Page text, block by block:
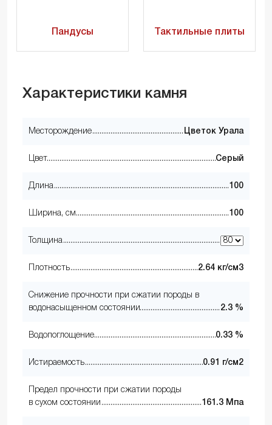
Пандусы Тактильные плиты
Характеристики камня
Месторождение Цветок Урала
Цвет Серый
Длина 100
Ширина, см 100
Толщина
Плотность 2.64 кг/см3
Снижение прочности при сжатии породы в
водонасыщенном состоянии
2.3 %
Водопоглощение 0.33 %
Истираемость 0.91 г/см2
Предел прочности при сжатии породы
в сухом состоянии
161.3 Мпа